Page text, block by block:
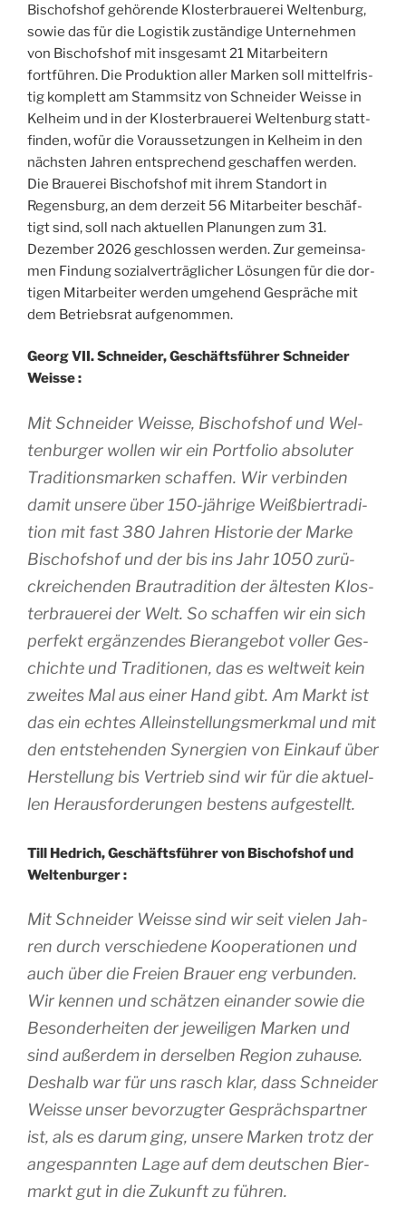
Bischof­shof gehö­rende Klos­ter­braue­rei Wel­ten­burg,
sowie das für die Logis­tik zustän­dige Unter­neh­men
von Bischof­shof mit ins­ge­samt 21 Mitar­bei­tern
fortfüh­ren. Die Pro­duk­tion aller Mar­ken soll mit­tel­fris­
tig kom­plett am Stamm­sitz von Schnei­der Weisse in
Kel­heim und in der Klos­ter­braue­rei Wel­ten­burg statt­
fin­den, wofür die Voraus­set­zun­gen in Kel­heim in den
nächs­ten Jah­ren ents­pre­chend ges­chaf­fen wer­den.
Die Braue­rei Bischof­shof mit ihrem Stan­dort in
Regens­burg, an dem der­zeit 56 Mitar­bei­ter bes­chäf­
tigt sind, soll nach aktuel­len Pla­nun­gen zum 31.
Dezem­ber 2026 ges­chlos­sen wer­den. Zur gemein­sa­
men Fin­dung sozial­ver­trä­gli­cher Lösun­gen für die dor­
ti­gen Mitar­bei­ter wer­den umge­hend Ges­präche mit
dem Betriebs­rat aufgenommen.
Georg VII. Schnei­der, Ges­chäftsfüh­rer Schnei­der
Weisse :
Mit Schnei­der Weisse, Bischof­shof und Wel­
ten­bur­ger wol­len wir ein Port­fo­lio abso­lu­ter
Tra­di­tions­mar­ken schaf­fen. Wir ver­bin­den
damit unsere über 150-jäh­rige Weiß­bier­tra­di­
tion mit fast 380 Jah­ren His­to­rie der Marke
Bischof­shof und der bis ins Jahr 1050 zurü­
ckrei­chen­den Brau­tra­di­tion der ältes­ten Klos­
ter­braue­rei der Welt. So schaf­fen wir ein sich
per­fekt ergän­zendes Bie­ran­ge­bot vol­ler Ges­
chichte und Tra­di­tio­nen, das es welt­weit kein
zweites Mal aus einer Hand gibt. Am Markt ist
das ein echtes Alleins­tel­lung­smerk­mal und mit
den ents­te­hen­den Syner­gien von Ein­kauf über
Hers­tel­lung bis Ver­trieb sind wir für die aktuel­
len Heraus­for­de­run­gen bes­tens aufgestellt.
Till Hedrich, Ges­chäftsfüh­rer von Bischof­shof und
Weltenburger :
Mit Schnei­der Weisse sind wir seit vie­len Jah­
ren durch ver­schie­dene Koo­pe­ra­tio­nen und
auch über die Freien Brauer eng ver­bun­den.
Wir ken­nen und schät­zen einan­der sowie die
Beson­de­rhei­ten der jewei­li­gen Mar­ken und
sind außer­dem in der­sel­ben Region zuhause.
Deshalb war für uns rasch klar, dass Schnei­der
Weisse unser bevor­zug­ter Ges­prächs­part­ner
ist, als es darum ging, unsere Mar­ken trotz der
anges­pann­ten Lage auf dem deut­schen Bier­
markt gut in die Zukunft zu führen.